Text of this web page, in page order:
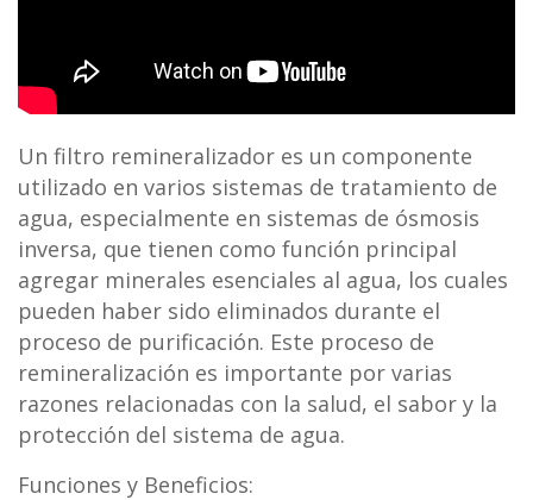
Un filtro remineralizador es un componente
utilizado en varios sistemas de tratamiento de
agua, especialmente en sistemas de ósmosis
inversa, que tienen como función principal
agregar minerales esenciales al agua, los cuales
pueden haber sido eliminados durante el
proceso de purificación. Este proceso de
remineralización es importante por varias
razones relacionadas con la salud, el sabor y la
protección del sistema de agua.
Funciones y Beneficios: